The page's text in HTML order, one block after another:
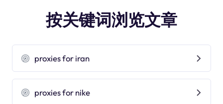
按关键词浏览文章
proxies for iran
proxies for nike